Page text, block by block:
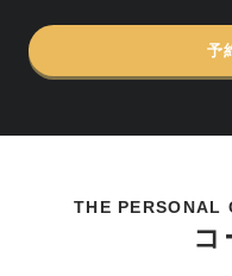
予
THE PERSONAL
コ